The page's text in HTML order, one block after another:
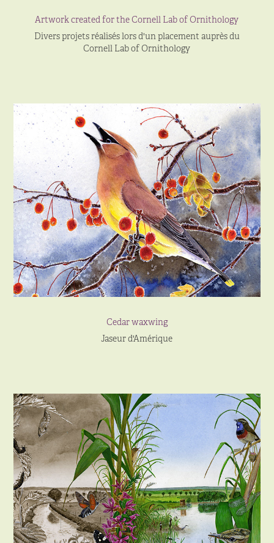
Artwork created for the Cornell Lab of Ornithology
Divers projets réalisés lors d'un placement auprès du
Cornell Lab of Ornithology
Cedar waxwing
Jaseur d'Amérique